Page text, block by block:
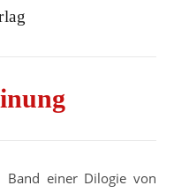
Band einer Dilogie von